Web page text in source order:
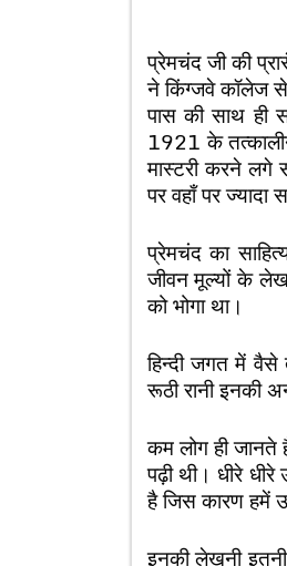
प्रेमचंद जी की
ने किंग्जवे कॉलेज से
पास की साथ ही
1921 के
मास्टरी करने लगे
पर वहाँ पर
प्रेमचंद का
जीवन मूल्यों के
को भोगा था।
हिन्दी जगत में वैसे
रूठी रानी इनकी
कम लोग ही जानते
पढ़ी थी। धीरे
है जिस कारण हमें
इनकी लेखनी